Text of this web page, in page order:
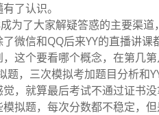
了认识。
为了大家解疑答惑的主要渠
微信和QQ后来YY的直播讲
这个要看哪个概念，在第几第
题，三次模拟考加题目分析和
，就算最后考试不通过证书
拟题，每次分数都不稳定，